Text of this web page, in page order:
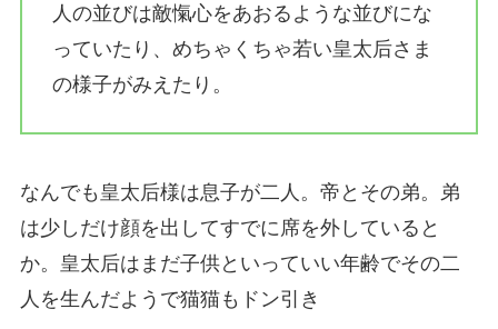
人の並びは敵愾心をあおるような並びにな
っていたり、めちゃくちゃ若い皇太后さま
の様子がみえたり。
なんでも皇太后様は息子が二人。帝とその弟。弟
は少しだけ顔を出してすでに席を外していると
か。 皇太后はまだ子供といっていい年齢でその二
人を生んだようで猫猫もドン引き